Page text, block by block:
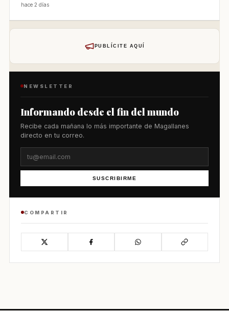
hace 2 días
PUBLÍCITE AQUÍ
NEWSLETTER
Informando desde el fin del mundo
Recibe cada mañana lo más importante de Magallanes
directo en tu correo.
SUSCRIBIRME
COMPARTIR